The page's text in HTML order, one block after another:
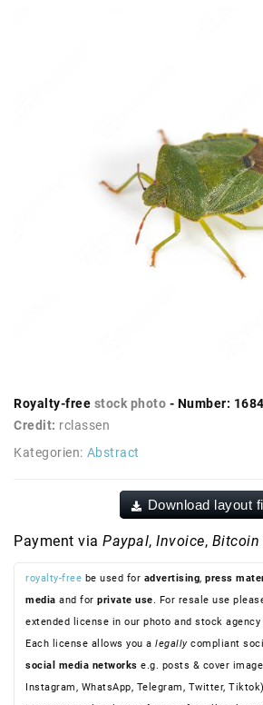
Royalty-free stock photo - Number:
Credit: rclassen
Kategorien: Abstract
Download layout
Payment via Paypal, Invoice, Bitcoin
royalty-free be used for advertising, press
media and for private use. For resale use
extended license in our photo and stock agency
Each license allows you a legallycompliant
social media networks e.g. posts & cover
Instagram, WhatsApp, Telegram, Twitter,